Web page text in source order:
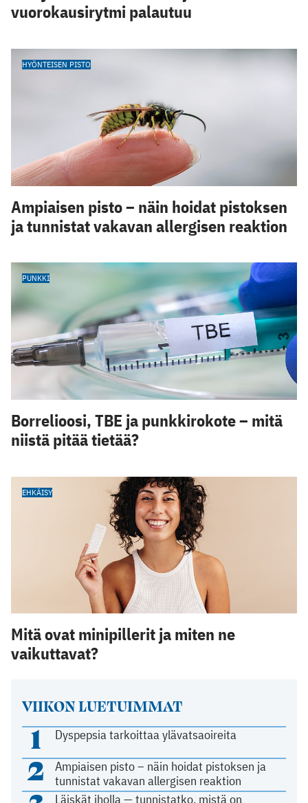
VIIKON LUETUIMMAT
1 Dyspepsia tarkoittaa ylävatsaoireita
2
Ampiaisen pisto – näin hoidat pistoksen ja
tunnistat vakavan allergisen reaktion
Läiskät iholla — tunnistatko, mistä on
vuorokausirytmi palautuu
HYÖNTEISEN PISTO
Ampiaisen pisto – näin hoidat pistoksen
ja tunnistat vakavan allergisen reaktion
PUNKKI
Borrelioosi, TBE ja punkkirokote – mitä
niistä pitää tietää?
EHKÄISY
Mitä ovat minipillerit ja miten ne
vaikuttavat?